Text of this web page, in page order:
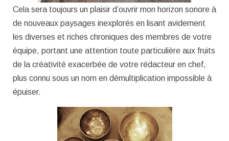
Cela sera toujours un plaisir d’ouvrir mon horizon sonore à
de nouveaux paysages inexplorés en lisant avidement
les diverses et riches chroniques des membres de votre
équipe, portant une attention toute particulière aux fruits
de la créativité exacerbée de votre rédacteur en chef,
plus connu sous un nom en démultiplication impossible à
épuiser.